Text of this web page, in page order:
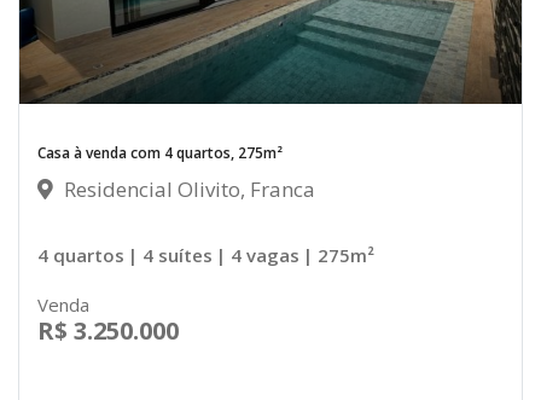
Casa à venda com 4 quartos, 275m²
Residencial Olivito, Franca
4 quartos | 4 suítes | 4 vagas | 275m²
Venda
R$ 3.250.000